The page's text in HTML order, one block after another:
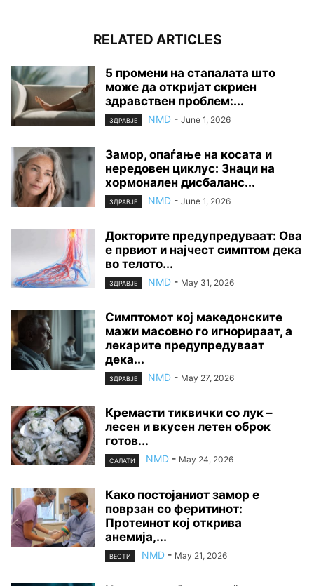
RELATED ARTICLES
5 промени на стапалата што
може да откријат скриен
здравствен проблем:...
ЗДРАВЈЕ NMD - June 1, 2026
Замор, опаѓање на косата и
нередовен циклус: Знаци на
хормонален дисбаланс...
ЗДРАВЈЕ NMD - June 1, 2026
Докторите предупредуваат: Ова
е првиот и најчест симптом дека
во телото...
ЗДРАВЈЕ NMD - May 31, 2026
Симптомот кој македонските
мажи масовно го игнорираат, а
лекарите предупредуваат
дека...
ЗДРАВЈЕ NMD - May 27, 2026
Кремасти тиквички со лук –
лесен и вкусен летен оброк
готов...
САЛАТИ NMD - May 24, 2026
Како постојаниот замор е
поврзан со феритинот:
Протеинот кој открива
анемија,...
ВЕСТИ NMD - May 21, 2026